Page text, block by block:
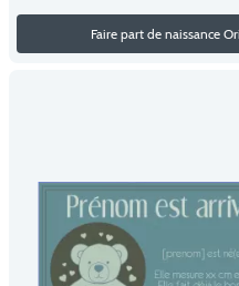
Faire part de naissance